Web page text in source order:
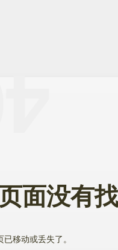
面没有
移动或丢失了。